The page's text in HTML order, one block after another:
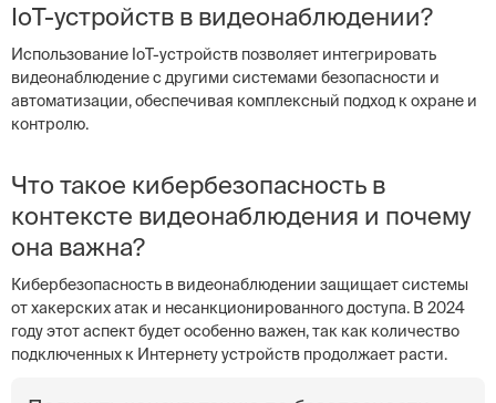
IoT-устройств в видеонаблюдении?
Использование IoT-устройств позволяет интегрировать
видеонаблюдение с другими системами безопасности и
автоматизации, обеспечивая комплексный подход к охране и
контролю.
Что такое кибербезопасность в
контексте видеонаблюдения и почему
она важна?
Кибербезопасность в видеонаблюдении защищает системы
от хакерских атак и несанкционированного доступа. В 2024
году этот аспект будет особенно важен, так как количество
подключенных к Интернету устройств продолжает расти.